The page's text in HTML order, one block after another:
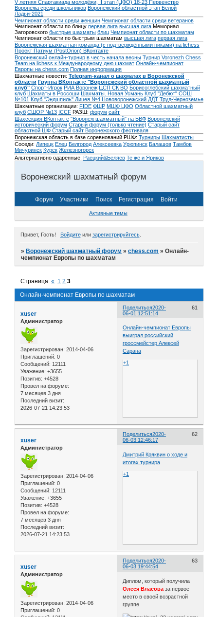
V летняя Спартакиада молодёжи, II этап (ЦФО) 18-23 Первенство
Воронежа среди школьников Воронежский областной этап Белой
Ладьи-2021
Чемпионат области среди женщин Чемпионат области среди ветеранов
Чемпионат области по блицу первая лига высшая лига Мемориал
Загоровского быстрые шахматы блиц Чемпионат области по шахматам
Чемпионат области по быстрым шахматам высшая лига первая лига
Воронежская шахматная команда (с подтверждёнными никами) на lichess
Проект Патиум (PostOrion) ВКонтакте
Воронежский онлайн-турнир в честь начала весны Турнир Voronezh Chess
Team на lichess к Международному дню шахмат Онлайн-чемпионат
Европы на chess.com Полная информация
Шахматные новости: Telegram-канал о шахматах в Воронежской
области Группа ВКонтакте "Воронежский областной шахматный
клуб" Спорт-Игрок РИА Воронеж ЦСП СК ВО Борисоглебский шахматный
клуб Шахматы в Россоши Шахматы. Новая Усмань Клуб "Дебют" СОШ
№101 Клуб "Эндшпиль" Лицея №4 Нововоронежский ДДТ Труд-Черноземье
Шахматные организации: FIDE ФШР МШФ ЦФО Областной шахматный
клуб СШОР №13 ICCF РАЗШ: форум сайт
Шахсекция ВКонтакте "Воронеж шахматный" на БВФ Воронежский
исторический форум Cтарый форум (только чтение) Старый сайт
областной ШФ Старый сайт Воронежского фестиваля
Воронежская область в базе соревнований РШФ: Турниры Шахматисты
Соседи: Липецк Елец Белгород Алексеевка Урюпинск Балашов Тамбов
Мичуринск Курск Железногорск
Альтернативно одаренные: Раецкий&Беляев Те же и Яриков
Воронежский шахматный форум
Форум Участники Поиск Регистрация Войти
Активные темы
Привет, Гость! Войдитеили зарегистрируйтесь.
»Воронежский шахматный форум »chess.com »Онлайн-
чемпионат Европы по шахматам
Онлайн-чемпионат Европы по шахматам
Страница:« 1 2 3
Поделиться 61
2020-
06-01 12:51:14
xuser
Администратор
Зарегистрирован: 2014-04-06
Приглашений: 0
Сообщений: 12111
Уважение: +3655
Позитив: +4528
Провел на форуме:
7 месяцев 3 дня
Последний визит:
2026-07-21 14:23:53
Онлайн-чемпионат Европы
выиграл российский
гроссмейстер Алексей
Сарана
+1
Поделиться 62
2020-
06-03 12:46:17
xuser
Администратор
Зарегистрирован: 2014-04-06
Приглашений: 0
Сообщений: 12111
Уважение: +3655
Позитив: +4528
Провел на форуме:
7 месяцев 3 дня
Последний визит:
2026-07-21 14:23:53
Дмитрий Кряквин о ходе и
итогах турнира
+1
Поделиться 63
2020-
06-03 19:44:54
xuser
Администратор
Зарегистрирован: 2014-04-06
Приглашений: 0
Диплом, который получила
Олеся Власова за первое
место в своей возрастной
группе